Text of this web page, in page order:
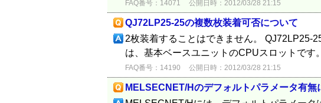
FAQ番号：14071 公開日時：2012/03/28 21:15
QJ72LP25-25の複数枚装着可否について
2枚装着することはできません。 QJ72LP25-
は、基本ベースユニットのCPUスロットです
FAQ番号：14190 公開日時：2012/03/28 21:15
MELSECNET/Hのデフォルトパラメータ有無